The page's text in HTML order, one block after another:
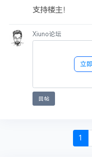
腥、暴力以及危害国家
4，本帖如为原创资源/
版权！
6，本站管理有权在不经
法规删除/修改本帖！
或团体不得将本站资源用
8，未尽事宜最终解释权
支持楼主！
Xiuno论坛
立
回帖
1